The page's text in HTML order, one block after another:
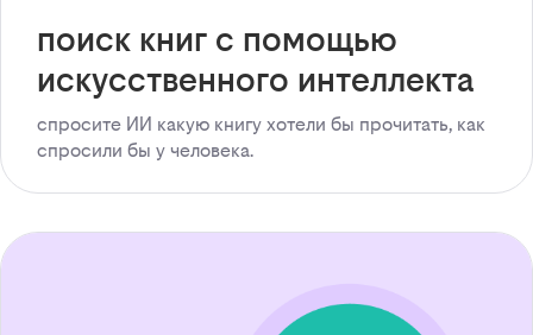
поиск книг с помощью
искусственного интеллекта
спросите ИИ какую книгу хотели бы прочитать, как
спросили бы у человека.